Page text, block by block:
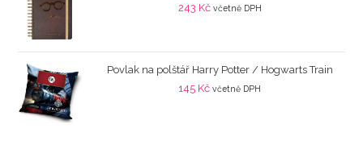
243 Kč včetně DPH
Povlak na polštář Harry Potter / Hogwarts Train
145 Kč včetně DPH